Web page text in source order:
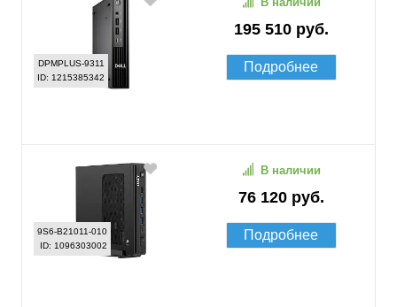
DPMPLUS-9311
ID: 1215385342
195 510 руб.
Подробнее
9S6-B21011-010
ID: 1096303002
76 120 руб.
В наличии
Подробнее